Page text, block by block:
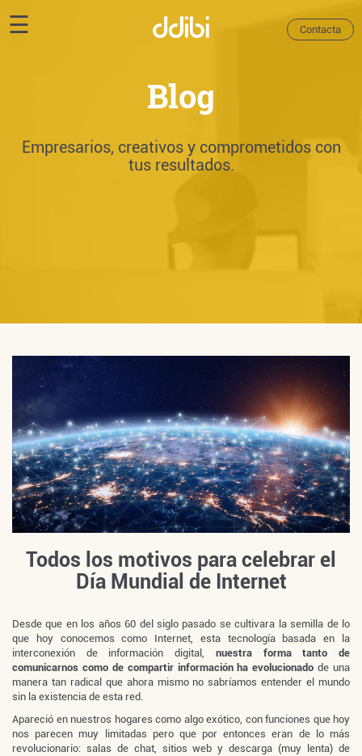
Contacta
☰
Blog
Empresarios, creativos y comprometidos con
tus resultados.
Todos los motivos para celebrar el
Día Mundial de Internet
Desde que en los años 60 del siglo pasado se cultivara la semilla de lo
que hoy conocemos como Internet, esta tecnología basada en la
interconexión de información digital, nuestra forma tanto de
comunicarnos como de compartir información ha evolucionado de una
manera tan radical que ahora mismo no sabríamos entender el mundo
sin la existencia de esta red.
Apareció en nuestros hogares como algo exótico, con funciones que hoy
nos parecen muy limitadas pero que por entonces eran de lo más
revolucionario: salas de chat, sitios web y descarga (muy lenta) de